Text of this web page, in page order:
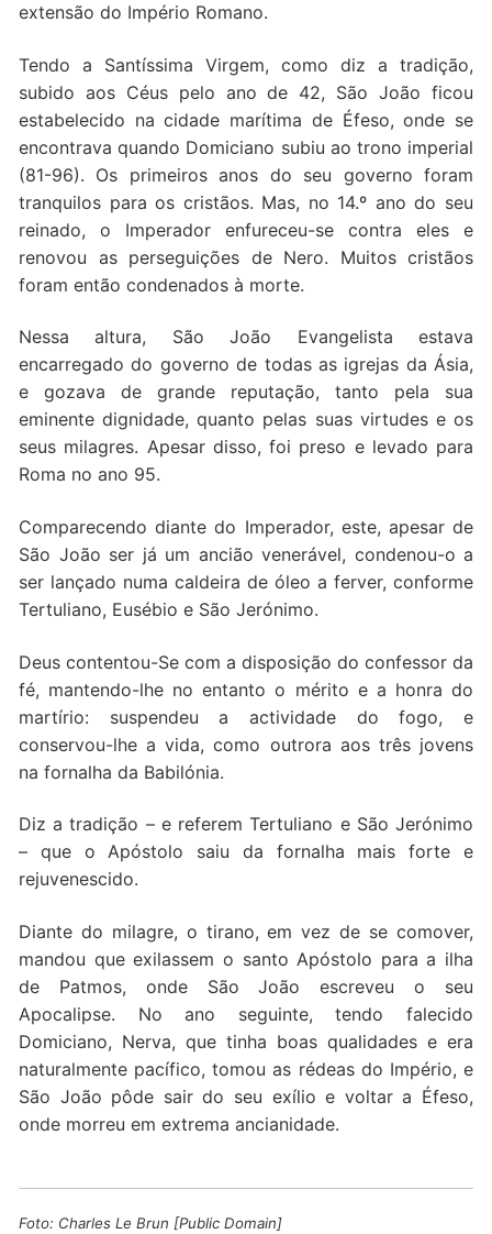
extensão do Império Romano.
Tendo a Santíssima Virgem, como diz a tradição,
subido aos Céus pelo ano de 42, São João ficou
estabelecido na cidade marítima de Éfeso, onde se
encontrava quando Domiciano subiu ao trono imperial
(81-96). Os primeiros anos do seu governo foram
tranquilos para os cristãos. Mas, no 14.º ano do seu
reinado, o Imperador enfureceu-se contra eles e
renovou as perseguições de Nero. Muitos cristãos
foram então condenados à morte.
Nessa altura, São João Evangelista estava
encarregado do governo de todas as igrejas da Ásia,
e gozava de grande reputação, tanto pela sua
eminente dignidade, quanto pelas suas virtudes e os
seus milagres. Apesar disso, foi preso e levado para
Roma no ano 95.
Comparecendo diante do Imperador, este, apesar de
São João ser já um ancião venerável, condenou-o a
ser lançado numa caldeira de óleo a ferver, conforme
Tertuliano, Eusébio e São Jerónimo.
Deus contentou-Se com a disposição do confessor da
fé, mantendo-lhe no entanto o mérito e a honra do
martírio: suspendeu a actividade do fogo, e
conservou-lhe a vida, como outrora aos três jovens
na fornalha da Babilónia.
Diz a tradição – e referem Tertuliano e São Jerónimo
– que o Apóstolo saiu da fornalha mais forte e
rejuvenescido.
Diante do milagre, o tirano, em vez de se comover,
mandou que exilassem o santo Apóstolo para a ilha
de Patmos, onde São João escreveu o seu
Apocalipse. No ano seguinte, tendo falecido
Domiciano, Nerva, que tinha boas qualidades e era
naturalmente pacífico, tomou as rédeas do Império, e
São João pôde sair do seu exílio e voltar a Éfeso,
onde morreu em extrema ancianidade.
Foto: Charles Le Brun [Public Domain]